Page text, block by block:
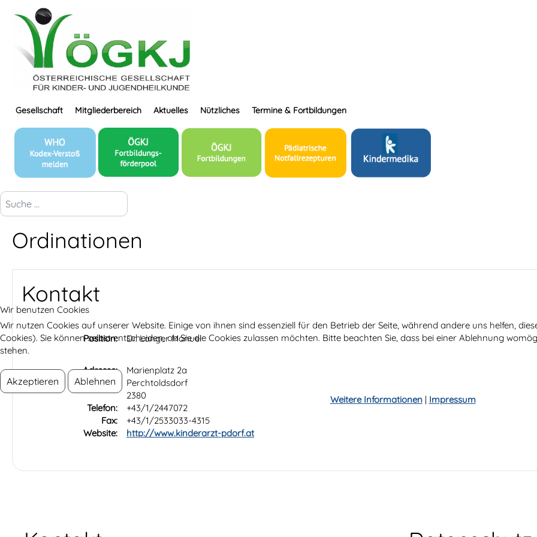
Gesellschaft Mitgliederbereich Aktuelles Nützliches Termine & Fortbildungen
suchen...
Ordinationen
Kontakt
Position: Dr. Langer Manuel
Adresse:
Marienplatz 2a
Perchtoldsdorf
2380
Telefon:
+43/1/2447072
Fax:
+43/1/2533033-4315
Website:
http://www.kinderarzt-pdorf.at
Wir benutzen Cookies
Wir nutzen Cookies auf unserer Website. Einige von ihnen sind essenziell für den Betrieb der Seite, während andere uns helfen,
Cookies). Sie können selbst entscheiden, ob Sie die Cookies zulassen möchten. Bitte beachten Sie, dass bei einer Ablehnung
stehen.
Akzeptieren Ablehnen
Weitere Informationen| Impressum